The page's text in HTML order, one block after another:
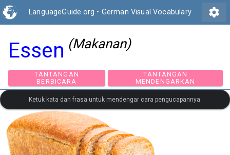
LanguageGuide.org • German Visual Vocabulary settings
Essen (Makanan)
TANTANGAN
BERBICARA
TANTANGAN
MENDENGARKAN
Ketuk kata dan frasa untuk mendengar cara pengucapannya.